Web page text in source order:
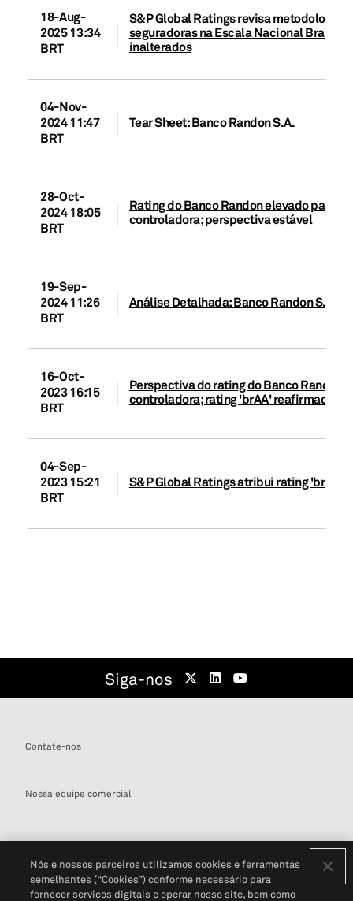
18-Aug-
2025 13:34
BRT
S&P Global Ratings revisa
seguradoras na Escala Nacional Brasil;
inalterados
04-Nov-
2024 11:47
BRT
Tear Sheet: Banco Randon S.A.
28-Oct-
2024 18:05
BRT
Rating do Banco Randon elevado para
controladora; perspectiva estável
19-Sep-
2024 11:26
BRT
Análise Detalhada: Banco Randon S.A.
16-Oct-
2023 16:15
BRT
Perspectiva do rating do Banco Randon
controladora; rating 'brAA' reafirmado
04-Sep-
2023 15:21
BRT
S&P Global Ratings atribui rating 'brAA'
Siga-nos
Contate-nos
Nossa equipe comercial
Definições de cookies
Nós e nossos parceiros utilizamos cookies e ferramentas
semelhantes (“Cookies”) conforme necessário para
fornecer serviços digitais e operar nosso site, bem como